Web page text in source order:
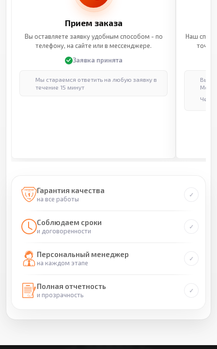
Прием заказа
Вы оставляете заявку удобным способом - по
телефону, на сайте или в мессенджере.
Заявка принята
Мы стараемся ответить на любую заявку в
течение 15 минут
Наш
Гарантия качества
на все работы
Соблюдаем сроки
и договоренности
Персональный менеджер
на каждом этапе
Полная отчетность
и прозрачность